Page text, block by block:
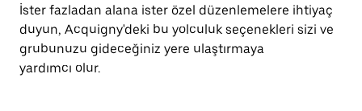
İster fazladan alana ister özel düzenlemelere ihtiyaç
duyun, Acquigny'deki bu yolculuk seçenekleri sizi ve
grubunuzu gideceğiniz yere ulaştırmaya
yardımcı olur.